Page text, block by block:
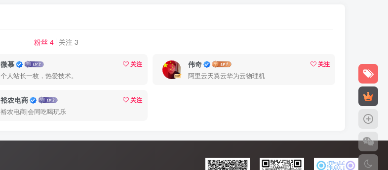
粉丝 4 关注 3
微慕
关注
个人站长一枚，热爱技术。
伟奇
关注
阿里云天翼云华为云物理机
裕农电商
关注
裕农电商|会同吃喝玩乐